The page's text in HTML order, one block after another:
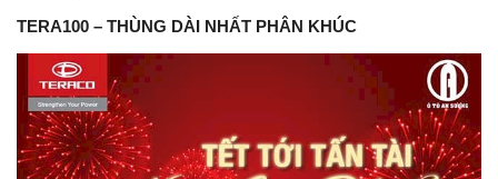
TERA100 – THÙNG DÀI NHẤT PHÂN KHÚC